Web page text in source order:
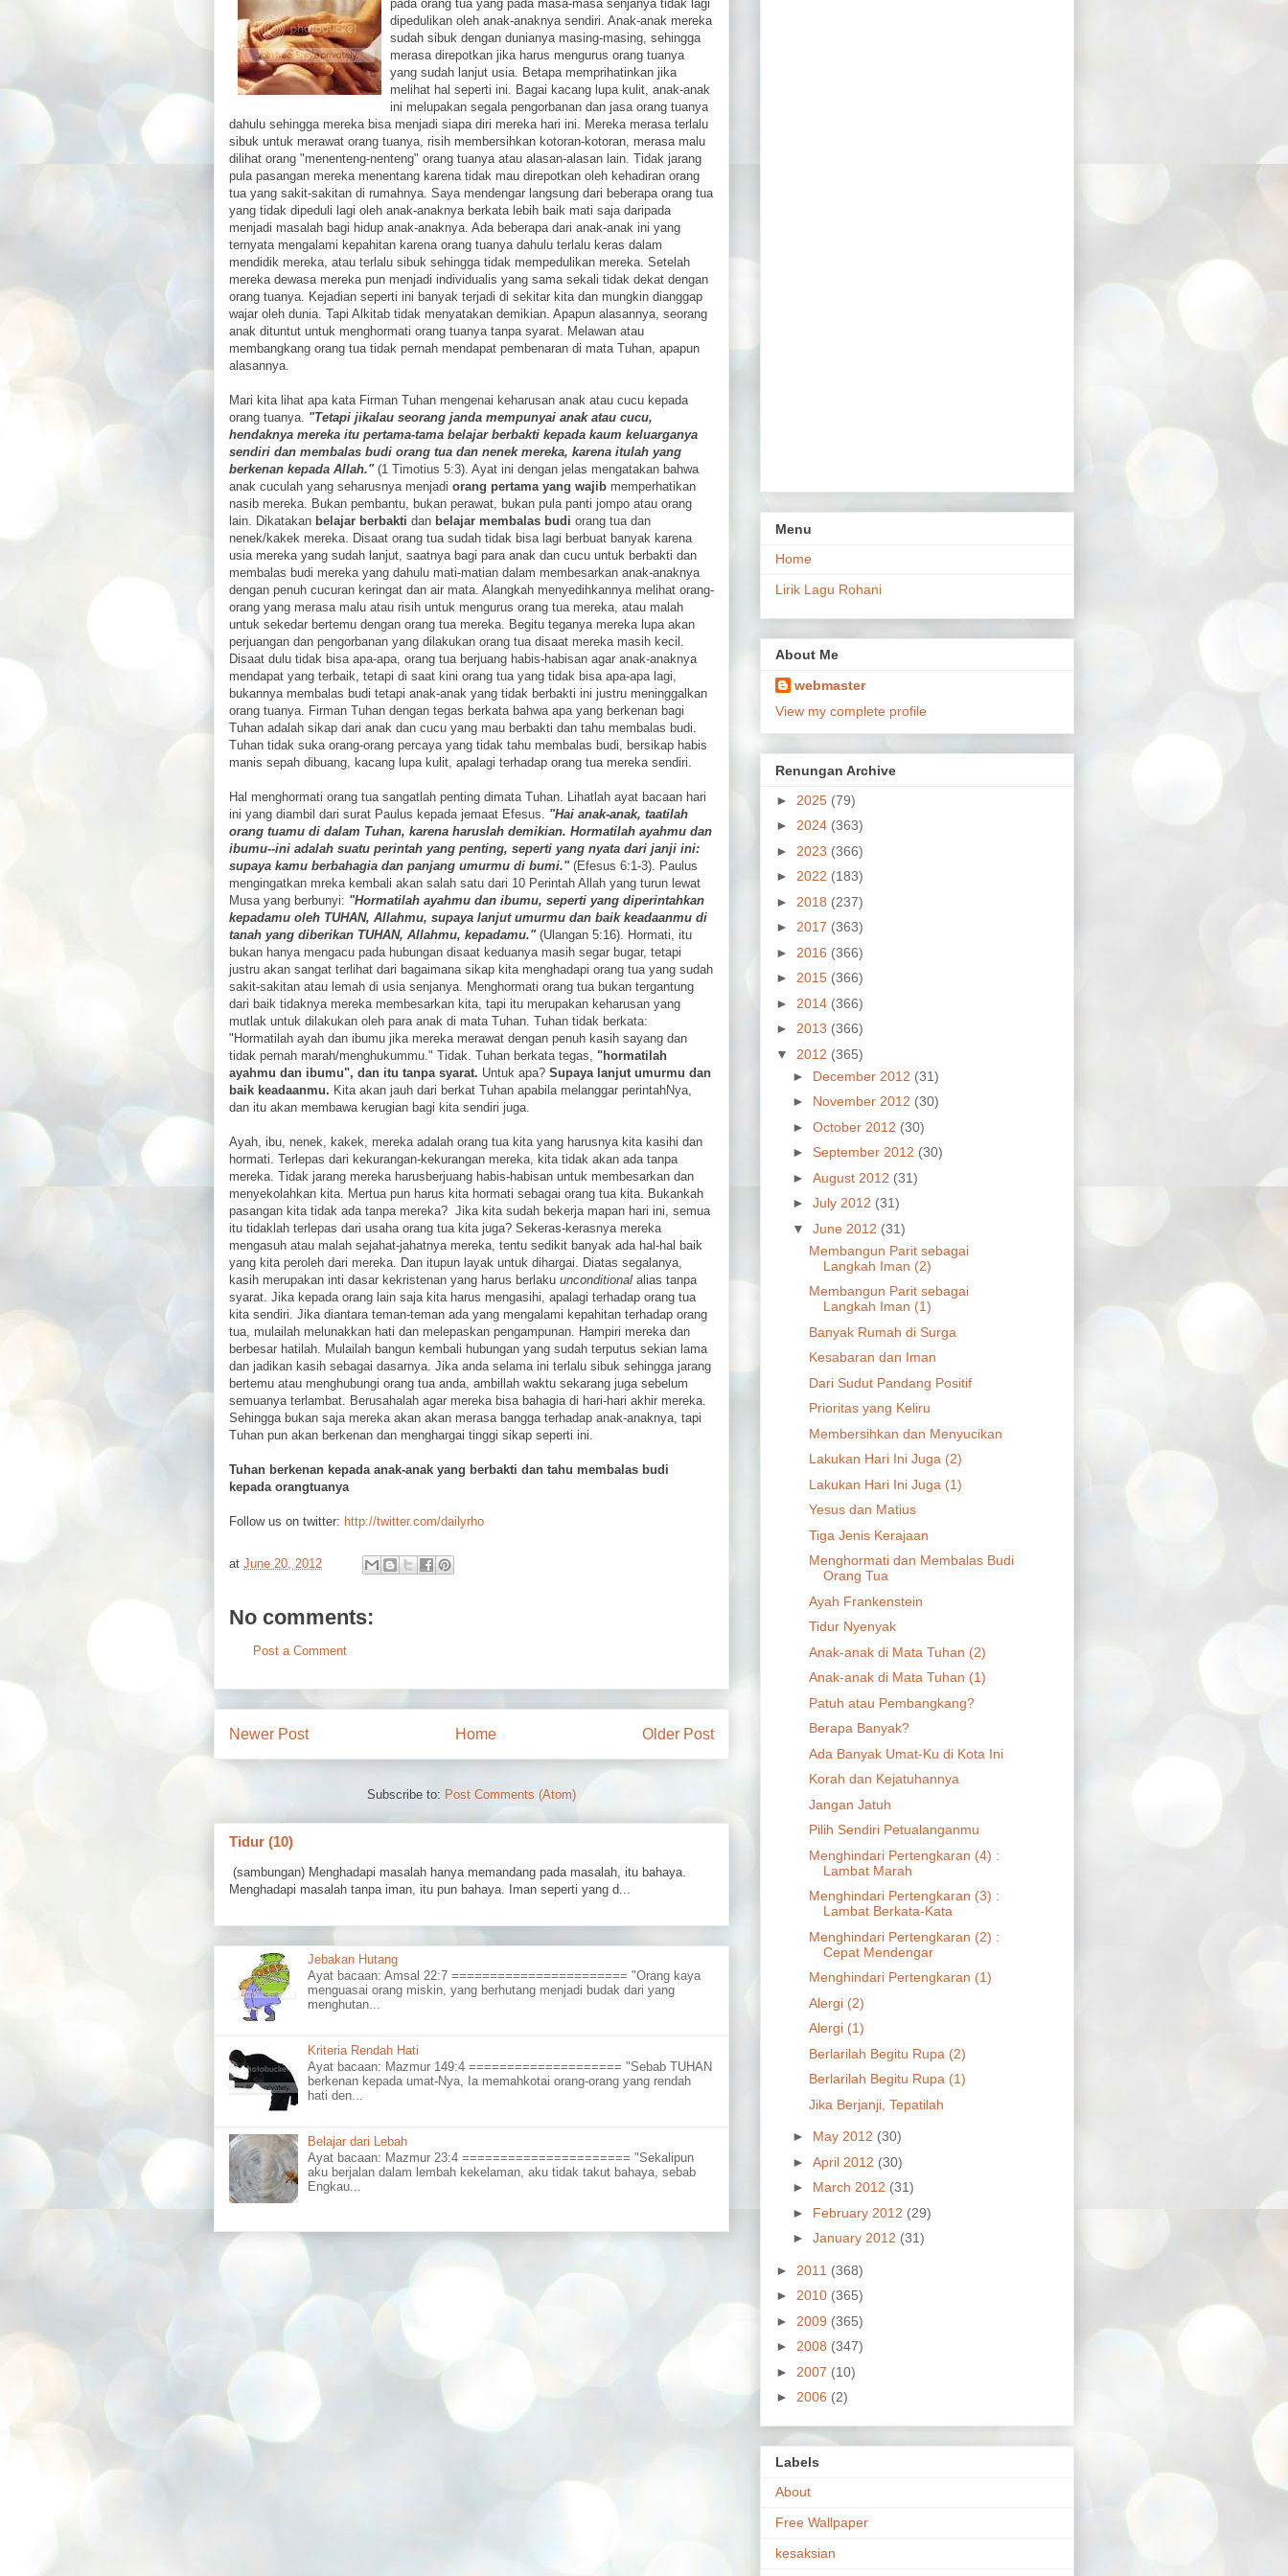
pada orang tua yang pada masa-masa senjanya tidak lagi
dipedulikan oleh anak-anaknya sendiri. Anak-anak mereka
sudah sibuk dengan dunianya masing-masing, sehingga
merasa direpotkan jika harus mengurus orang tuanya
yang sudah lanjut usia. Betapa memprihatinkan jika
melihat hal seperti ini. Bagai kacang lupa kulit, anak-anak
ini melupakan segala pengorbanan dan jasa orang tuanya
dahulu sehingga mereka bisa menjadi siapa diri mereka hari ini. Mereka merasa terlalu
sibuk untuk merawat orang tuanya, risih membersihkan kotoran-kotoran, merasa malu
dilihat orang "menenteng-nenteng" orang tuanya atau alasan-alasan lain. Tidak jarang
pula pasangan mereka menentang karena tidak mau direpotkan oleh kehadiran orang
tua yang sakit-sakitan di rumahnya. Saya mendengar langsung dari beberapa orang tua
yang tidak dipeduli lagi oleh anak-anaknya berkata lebih baik mati saja daripada
menjadi masalah bagi hidup anak-anaknya. Ada beberapa dari anak-anak ini yang
ternyata mengalami kepahitan karena orang tuanya dahulu terlalu keras dalam
mendidik mereka, atau terlalu sibuk sehingga tidak mempedulikan mereka. Setelah
mereka dewasa mereka pun menjadi individualis yang sama sekali tidak dekat dengan
orang tuanya. Kejadian seperti ini banyak terjadi di sekitar kita dan mungkin dianggap
wajar oleh dunia. Tapi Alkitab tidak menyatakan demikian. Apapun alasannya, seorang
anak dituntut untuk menghormati orang tuanya tanpa syarat. Melawan atau
membangkang orang tua tidak pernah mendapat pembenaran di mata Tuhan, apapun
alasannya.
Mari kita lihat apa kata Firman Tuhan mengenai keharusan anak atau cucu kepada
orang tuanya. "Tetapi jikalau seorang janda mempunyai anak atau cucu,
hendaknya mereka itu pertama-tama belajar berbakti kepada kaum keluarganya
sendiri dan membalas budi orang tua dan nenek mereka, karena itulah yang
berkenan kepada Allah."(1 Timotius 5:3). Ayat ini dengan jelas mengatakan bahwa
anak cuculah yang seharusnya menjadi orang pertama yang wajib memperhatikan
nasib mereka. Bukan pembantu, bukan perawat, bukan pula panti jompo atau orang
lain. Dikatakan belajar berbakti dan belajar membalas budi orang tua dan
nenek/kakek mereka. Disaat orang tua sudah tidak bisa lagi berbuat banyak karena
usia mereka yang sudah lanjut, saatnya bagi para anak dan cucu untuk berbakti dan
membalas budi mereka yang dahulu mati-matian dalam membesarkan anak-anaknya
dengan penuh cucuran keringat dan air mata. Alangkah menyedihkannya melihat orang-
orang yang merasa malu atau risih untuk mengurus orang tua mereka, atau malah
untuk sekedar bertemu dengan orang tua mereka. Begitu teganya mereka lupa akan
perjuangan dan pengorbanan yang dilakukan orang tua disaat mereka masih kecil.
Disaat dulu tidak bisa apa-apa, orang tua berjuang habis-habisan agar anak-anaknya
mendapat yang terbaik, tetapi di saat kini orang tua yang tidak bisa apa-apa lagi,
bukannya membalas budi tetapi anak-anak yang tidak berbakti ini justru meninggalkan
orang tuanya. Firman Tuhan dengan tegas berkata bahwa apa yang berkenan bagi
Tuhan adalah sikap dari anak dan cucu yang mau berbakti dan tahu membalas budi.
Tuhan tidak suka orang-orang percaya yang tidak tahu membalas budi, bersikap habis
manis sepah dibuang, kacang lupa kulit, apalagi terhadap orang tua mereka sendiri.
Hal menghormati orang tua sangatlah penting dimata Tuhan. Lihatlah ayat bacaan hari
ini yang diambil dari surat Paulus kepada jemaat Efesus. "Hai anak-anak, taatilah
orang tuamu di dalam Tuhan, karena haruslah demikian. Hormatilah ayahmu dan
ibumu--ini adalah suatu perintah yang penting, seperti yang nyata dari janji ini:
supaya kamu berbahagia dan panjang umurmu di bumi."(Efesus 6:1-3). Paulus
mengingatkan mreka kembali akan salah satu dari 10 Perintah Allah yang turun lewat
Musa yang berbunyi: "Hormatilah ayahmu dan ibumu, seperti yang diperintahkan
kepadamu oleh TUHAN, Allahmu, supaya lanjut umurmu dan baik keadaanmu di
tanah yang diberikan TUHAN, Allahmu, kepadamu."(Ulangan 5:16). Hormati, itu
bukan hanya mengacu pada hubungan disaat keduanya masih segar bugar, tetapi
justru akan sangat terlihat dari bagaimana sikap kita menghadapi orang tua yang sudah
sakit-sakitan atau lemah di usia senjanya. Menghormati orang tua bukan tergantung
dari baik tidaknya mereka membesarkan kita, tapi itu merupakan keharusan yang
mutlak untuk dilakukan oleh para anak di mata Tuhan. Tuhan tidak berkata:
"Hormatilah ayah dan ibumu jika mereka merawat dengan penuh kasih sayang dan
tidak pernah marah/menghukummu." Tidak. Tuhan berkata tegas, "hormatilah
ayahmu dan ibumu", dan itu tanpa syarat. Untuk apa? Supaya lanjut umurmu dan
baik keadaanmu. Kita akan jauh dari berkat Tuhan apabila melanggar perintahNya,
dan itu akan membawa kerugian bagi kita sendiri juga.
Ayah, ibu, nenek, kakek, mereka adalah orang tua kita yang harusnya kita kasihi dan
hormati. Terlepas dari kekurangan-kekurangan mereka, kita tidak akan ada tanpa
mereka. Tidak jarang mereka harusberjuang habis-habisan untuk membesarkan dan
menyekolahkan kita. Mertua pun harus kita hormati sebagai orang tua kita. Bukankah
pasangan kita tidak ada tanpa mereka? Jika kita sudah bekerja mapan hari ini, semua
itu tidaklah terlepas dari usaha orang tua kita juga? Sekeras-kerasnya mereka
mengasuh atau malah sejahat-jahatnya mereka, tentu sedikit banyak ada hal-hal baik
yang kita peroleh dari mereka. Dan itupun layak untuk dihargai. Diatas segalanya,
kasih merupakan inti dasar kekristenan yang harus berlaku unconditional alias tanpa
syarat. Jika kepada orang lain saja kita harus mengasihi, apalagi terhadap orang tua
kita sendiri. Jika diantara teman-teman ada yang mengalami kepahitan terhadap orang
tua, mulailah melunakkan hati dan melepaskan pengampunan. Hampiri mereka dan
berbesar hatilah. Mulailah bangun kembali hubungan yang sudah terputus sekian lama
dan jadikan kasih sebagai dasarnya. Jika anda selama ini terlalu sibuk sehingga jarang
bertemu atau menghubungi orang tua anda, ambillah waktu sekarang juga sebelum
semuanya terlambat. Berusahalah agar mereka bisa bahagia di hari-hari akhir mereka.
Sehingga bukan saja mereka akan akan merasa bangga terhadap anak-anaknya, tapi
Tuhan pun akan berkenan dan menghargai tinggi sikap seperti ini.
Tuhan berkenan kepada anak-anak yang berbakti dan tahu membalas budi
kepada orangtuanya
Follow us on twitter: http://twitter.com/dailyrho
at June 20, 2012
No comments:
Post a Comment
Newer Post Older Post
Home
Subscribe to: Post Comments (Atom)
Tidur (10)
(sambungan) Menghadapi masalah hanya memandang pada masalah, itu bahaya.
Menghadapi masalah tanpa iman, itu pun bahaya. Iman seperti yang d...
Jebakan Hutang
Ayat bacaan: Amsal 22:7 ======================= "Orang kaya
menguasai orang miskin, yang berhutang menjadi budak dari yang
menghutan...
Kriteria Rendah Hati
Ayat bacaan: Mazmur 149:4 ==================== "Sebab TUHAN
berkenan kepada umat-Nya, Ia memahkotai orang-orang yang rendah
hati den...
Belajar dari Lebah
Ayat bacaan: Mazmur 23:4 ====================== "Sekalipun
aku berjalan dalam lembah kekelaman, aku tidak takut bahaya, sebab
Engkau...
Menu
Home
Lirik Lagu Rohani
About Me
webmaster
View my complete profile
Renungan Archive
► 2025 (79)
► 2024 (363)
► 2023 (366)
► 2022 (183)
► 2018 (237)
► 2017 (363)
► 2016 (366)
► 2015 (366)
► 2014 (366)
► 2013 (366)
▼ 2012 (365)
► December 2012 (31)
► November 2012 (30)
► October 2012 (30)
► September 2012 (30)
► August 2012 (31)
► July 2012 (31)
▼ June 2012 (31)
Membangun Parit sebagai
Langkah Iman (2)
Membangun Parit sebagai
Langkah Iman (1)
Banyak Rumah di Surga
Kesabaran dan Iman
Dari Sudut Pandang Positif
Prioritas yang Keliru
Membersihkan dan Menyucikan
Lakukan Hari Ini Juga (2)
Lakukan Hari Ini Juga (1)
Yesus dan Matius
Tiga Jenis Kerajaan
Menghormati dan Membalas Budi
Orang Tua
Ayah Frankenstein
Tidur Nyenyak
Anak-anak di Mata Tuhan (2)
Anak-anak di Mata Tuhan (1)
Patuh atau Pembangkang?
Berapa Banyak?
Ada Banyak Umat-Ku di Kota Ini
Korah dan Kejatuhannya
Jangan Jatuh
Pilih Sendiri Petualanganmu
Menghindari Pertengkaran (4) :
Lambat Marah
Menghindari Pertengkaran (3) :
Lambat Berkata-Kata
Menghindari Pertengkaran (2) :
Cepat Mendengar
Menghindari Pertengkaran (1)
Alergi (2)
Alergi (1)
Berlarilah Begitu Rupa (2)
Berlarilah Begitu Rupa (1)
Jika Berjanji, Tepatilah
► May 2012 (30)
► April 2012 (30)
► March 2012 (31)
► February 2012 (29)
► January 2012 (31)
► 2011 (368)
► 2010 (365)
► 2009 (365)
► 2008 (347)
► 2007 (10)
► 2006 (2)
Labels
About
Free Wallpaper
kesaksian